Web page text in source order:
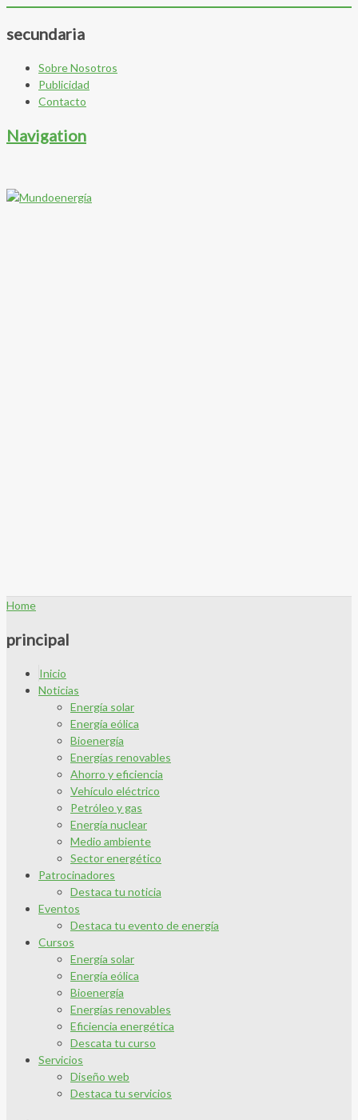
secundaria
Sobre Nosotros
Publicidad
Contacto
Navigation
Home
principal
Inicio
Noticias
Energía solar
Energía eólica
Bioenergía
Energías renovables
Ahorro y eficiencia
Vehículo eléctrico
Petróleo y gas
Energía nuclear
Medio ambiente
Sector energético
Patrocinadores
Destaca tu noticia
Eventos
Destaca tu evento de energía
Cursos
Energía solar
Energía eólica
Bioenergía
Energías renovables
Eficiencia energética
Descata tu curso
Servicios
Diseño web
Destaca tu servicios